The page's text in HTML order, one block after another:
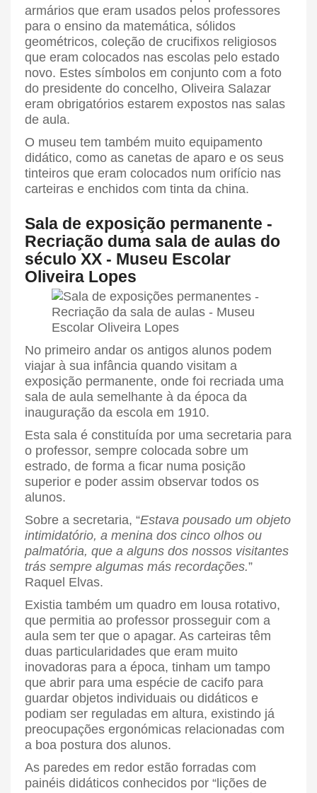
armários que eram usados pelos professores
para o ensino da matemática, sólidos
geométricos, coleção de crucifixos religiosos
que eram colocados nas escolas pelo estado
novo. Estes símbolos em conjunto com a foto
do presidente do concelho, Oliveira Salazar
eram obrigatórios estarem expostos nas salas
de aula.
O museu tem também muito equipamento
didático, como as canetas de aparo e os seus
tinteiros que eram colocados num orifício nas
carteiras e enchidos com tinta da china.
Sala de exposição permanente -
Recriação duma sala de aulas do
século XX - Museu Escolar
Oliveira Lopes
No primeiro andar os antigos alunos podem
viajar à sua infância quando visitam a
exposição permanente, onde foi recriada uma
sala de aula semelhante à da época da
inauguração da escola em 1910.
Esta sala é constituída por uma secretaria para
o professor, sempre colocada sobre um
estrado, de forma a ficar numa posição
superior e poder assim observar todos os
alunos.
Sobre a secretaria, “Estava pousado um objeto
intimidatório, a menina dos cinco olhos ou
palmatória, que a alguns dos nossos visitantes
trás sempre algumas más recordações.”
Raquel Elvas.
Existia também um quadro em lousa rotativo,
que permitia ao professor prosseguir com a
aula sem ter que o apagar. As carteiras têm
duas particularidades que eram muito
inovadoras para a época, tinham um tampo
que abrir para uma espécie de cacifo para
guardar objetos individuais ou didáticos e
podiam ser reguladas em altura, existindo já
preocupações ergonómicas relacionadas com
a boa postura dos alunos.
As paredes em redor estão forradas com
painéis didáticos conhecidos por “lições de